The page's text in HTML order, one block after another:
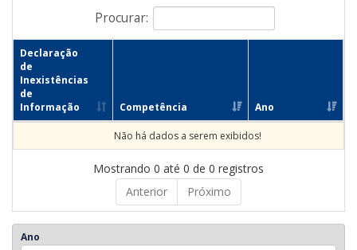
Procurar:
Declaração
de
Inexistências
de
Informação
Competência Ano
Não há dados a serem exibidos!
Mostrando 0 até 0 de 0 registros
Anterior
Próximo
Ano